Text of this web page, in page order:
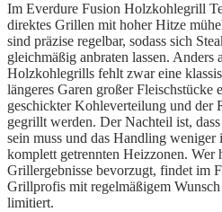
Im Everdure Fusion Holzkohlegrill
direktes Grillen mit hoher Hitze
sind präzise regelbar, sodass sich
gleichmäßig anbraten lassen. Anders
Holzkohlegrills fehlt zwar eine
längeres Garen großer Fleischstücke
geschickter Kohleverteilung und der
gegrillt werden. Der Nachteil ist,
sein muss und das Handling
komplett getrennten Heizzonen. Wer
Grillergebnisse bevorzugt, findet im
Grillprofis mit regelmäßigem
limitiert.